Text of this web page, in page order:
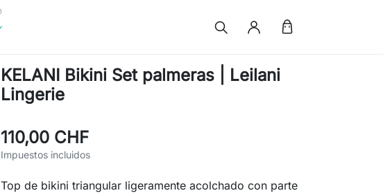
KELANI Bikini Set palmeras | Leilani
Lingerie
110,00 CHF
Impuestos incluidos
Top de bikini triangular ligeramente acolchado con parte